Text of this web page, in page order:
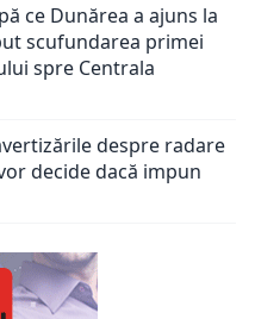
ce Dunărea a ajuns la
scufundarea primei
spre Centrala
despre radare
decide dacă impun